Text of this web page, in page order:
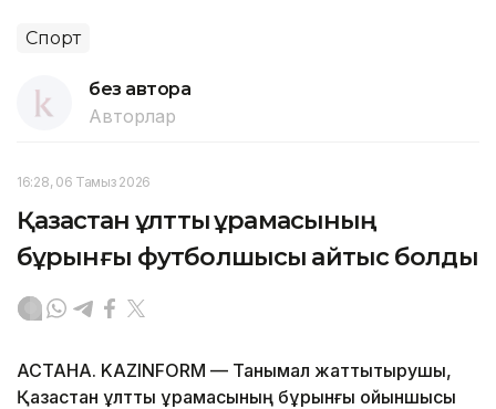
Спорт
без автора
Авторлар
16:28, 06 Тамыз 2026
Қазақстан ұлттық құрамасының
бұрынғы футболшысы қайтыс болды
АСТАНА. KAZINFORM — Танымал жаттықтырушы,
Қазақстан ұлттық құрамасының бұрынғы ойыншысы